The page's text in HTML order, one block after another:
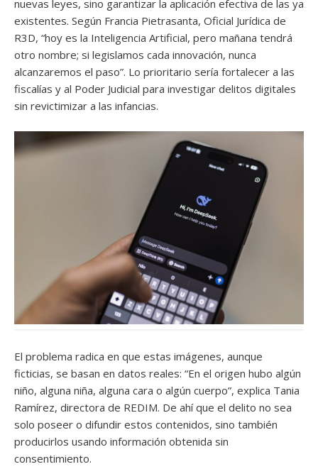
nuevas leyes, sino garantizar la aplicación efectiva de las ya
existentes. Según Francia Pietrasanta, Oficial Jurídica de
R3D, “hoy es la Inteligencia Artificial, pero mañana tendrá
otro nombre; si legislamos cada innovación, nunca
alcanzaremos el paso”. Lo prioritario sería fortalecer a las
fiscalías y al Poder Judicial para investigar delitos digitales
sin revictimizar a las infancias.
El problema radica en que estas imágenes, aunque
ficticias, se basan en datos reales: “En el origen hubo algún
niño, alguna niña, alguna cara o algún cuerpo”, explica Tania
Ramírez, directora de REDIM. De ahí que el delito no sea
solo poseer o difundir estos contenidos, sino también
producirlos usando información obtenida sin
consentimiento.